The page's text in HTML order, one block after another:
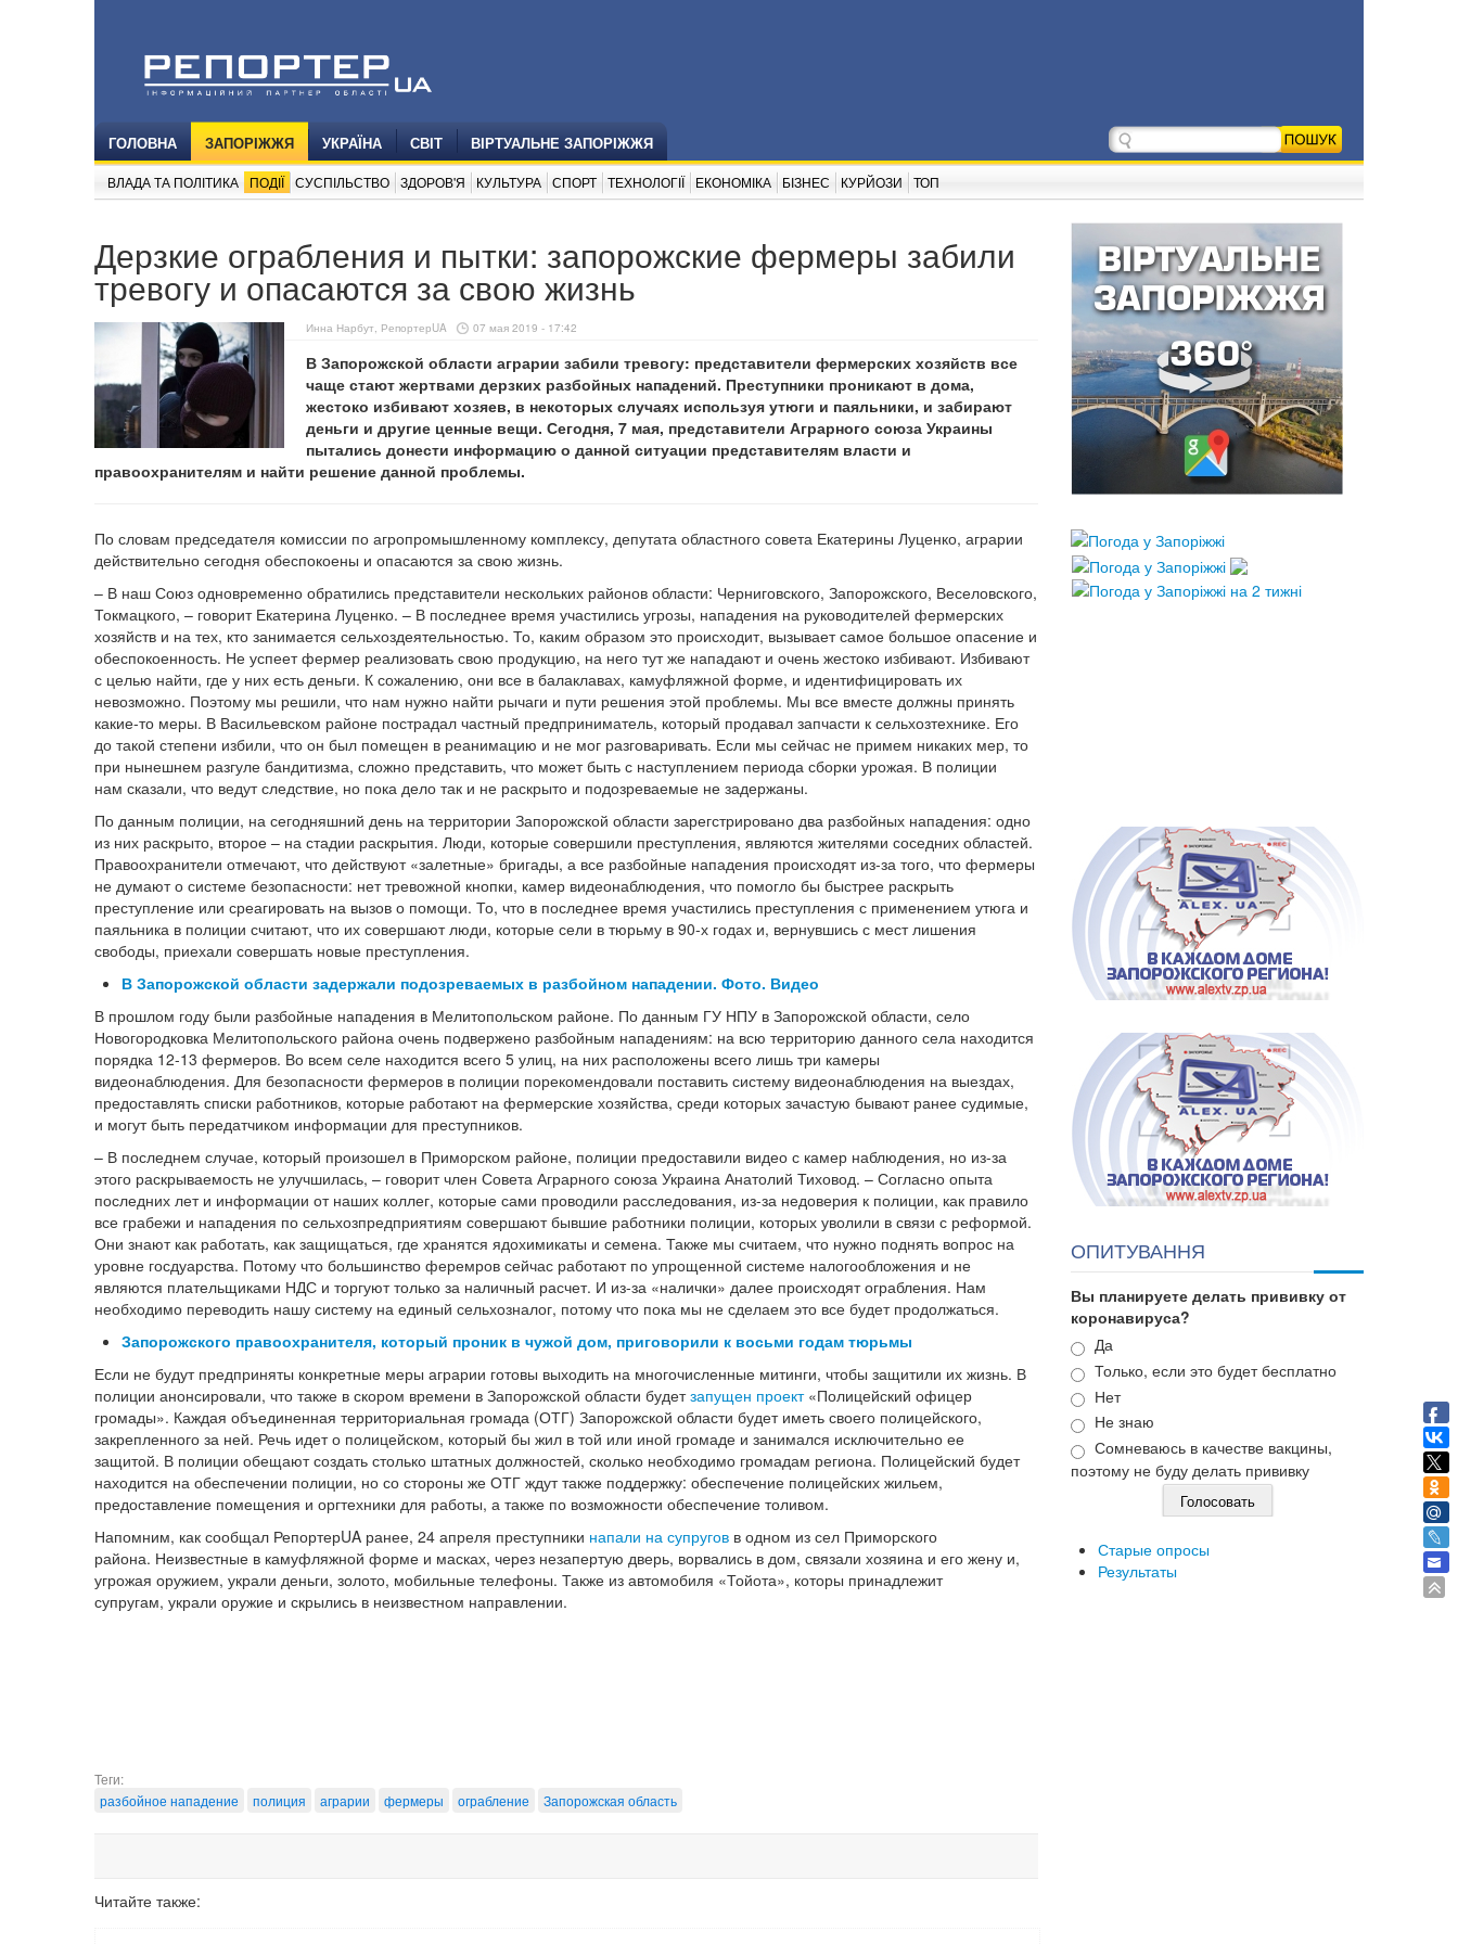
ГОЛОВНА ЗАПОРІЖЖЯ УКРАЇНА СВІТ ВІРТУАЛЬНЕ ЗАПОРІЖЖЯ
ВЛАДА ТА ПОЛІТИКА ПОДІЇ СУСПІЛЬСТВО ЗДОРОВ'Я КУЛЬТУРА СПОРТ ТЕХНОЛОГІЇ ЕКОНОМІКА БІЗНЕС КУРЙОЗИ ТОП
Дерзкие ограбления и пытки: запорожские фермеры забили
тревогу и опасаются за свою жизнь
Инна Нарбут, РепортерUA 07 мая 2019 - 17:42
В Запорожской области аграрии забили тревогу: представители фермерских хозяйств все
чаще стают жертвами дерзких разбойных нападений. Преступники проникают в дома,
жестоко избивают хозяев, в некоторых случаях используя утюги и паяльники, и забирают
деньги и другие ценные вещи. Сегодня, 7 мая, представители Аграрного союза Украины
пытались донести информацию о данной ситуации представителям власти и
правоохранителям и найти решение данной проблемы.
По словам председателя комиссии по агропромышленному комплексу, депутата областного совета Екатерины Луценко, аграрии
действительно сегодня обеспокоены и опасаются за свою жизнь.
– В наш Союз одновременно обратились представители нескольких районов области: Черниговского, Запорожского, Веселовского,
Токмацкого, – говорит Екатерина Луценко. – В последнее время участились угрозы, нападения на руководителей фермерских
хозяйств и на тех, кто занимается сельхоздеятельностью. То, каким образом это происходит, вызывает самое большое опасение и
обеспокоенность. Не успеет фермер реализовать свою продукцию, на него тут же нападают и очень жестоко избивают. Избивают
с целью найти, где у них есть деньги. К сожалению, они все в балаклавах, камуфляжной форме, и идентифицировать их
невозможно. Поэтому мы решили, что нам нужно найти рычаги и пути решения этой проблемы. Мы все вместе должны принять
какие-то меры. В Васильевском районе пострадал частный предприниматель, который продавал запчасти к сельхозтехнике. Его
до такой степени избили, что он был помещен в реанимацию и не мог разговаривать. Если мы сейчас не примем никаких мер, то
при нынешнем разгуле бандитизма, сложно представить, что может быть с наступлением периода сборки урожая. В полиции
нам сказали, что ведут следствие, но пока дело так и не раскрыто и подозреваемые не задержаны.
По данным полиции, на сегодняшний день на территории Запорожской области зарегстрировано два разбойных нападения: одно
из них раскрыто, второе – на стадии раскрытия. Люди, которые совершили преступления, являются жителями соседних областей.
Правоохранители отмечают, что действуют «залетные» бригады, а все разбойные нападения происходят из-за того, что фермеры
не думают о системе безопасности: нет тревожной кнопки, камер видеонаблюдения, что помогло бы быстрее раскрыть
преступление или среагировать на вызов о помощи. То, что в последнее время участились преступления с применением утюга и
паяльника в полиции считают, что их совершают люди, которые сели в тюрьму в 90-х годах и, вернувшись с мест лишения
свободы, приехали совершать новые преступления.
В Запорожской области задержали подозреваемых в разбойном нападении. Фото. Видео
В прошлом году были разбойные нападения в Мелитопольском районе. По данным ГУ НПУ в Запорожской области, село
Новогородковка Мелитопольского района очень подвержено разбойным нападениям: на всю территорию данного села находится
порядка 12-13 фермеров. Во всем селе находится всего 5 улиц, на них расположены всего лишь три камеры
видеонаблюдения. Для безопасности фермеров в полиции порекомендовали поставить систему видеонаблюдения на выездах,
предоставлять списки работников, которые работают на фермерские хозяйства, среди которых зачастую бывают ранее судимые,
и могут быть передатчиком информации для преступников.
– В последнем случае, который произошел в Приморском районе, полиции предоставили видео с камер наблюдения, но из-за
этого раскрываемость не улучшилась, – говорит член Совета Аграрного союза Украина Анатолий Тиховод. – Согласно опыта
последних лет и информации от наших коллег, которые сами проводили расследования, из-за недоверия к полиции, как правило
все грабежи и нападения по сельхозпредприятиям совершают бывшие работники полиции, которых уволили в связи с реформой.
Они знают как работать, как защищаться, где хранятся ядохимикаты и семена. Также мы считаем, что нужно поднять вопрос на
уровне госдуарства. Потому что большинство феремров сейчас работают по упрощенной системе налогообложения и не
являются плательщиками НДС и торгуют только за наличный расчет. И из-за «налички» далее происходят ограбления. Нам
необходимо переводить нашу систему на единый сельхозналог, потому что пока мы не сделаем это все будет продолжаться.
Запорожского правоохранителя, который проник в чужой дом, приговорили к восьми годам тюрьмы
Если не будут предприняты конкретные меры аграрии готовы выходить на многочисленные митинги, чтобы защитили их жизнь. В
полиции анонсировали, что также в скором времени в Запорожской области будетзапущен проект«Полицейский офицер
громады». Каждая объединенная территориальная громада (ОТГ) Запорожской области будет иметь своего полицейского,
закрепленного за ней. Речь идет о полицейском, который бы жил в той или иной громаде и занимался исключительно ее
защитой. В полиции обещают создать столько штатных должностей, сколько необходимо громадам региона. Полицейский будет
находится на обеспечении полиции, но со стороны же ОТГ ждут также поддержку: обеспечение полицейских жильем,
предоставление помещения и оргтехники для работы, а также по возможности обеспечение толивом.
Напомним, как сообщал РепортерUA ранее, 24 апреля преступники напали на супругов в одном из сел Приморского
района. Неизвестные в камуфляжной форме и масках, через незапертую дверь, ворвались в дом, связали хозяина и его жену и,
угрожая оружием, украли деньги, золото, мобильные телефоны. Также из автомобиля «Тойота», которы принадлежит
супругам, украли оружие и скрылись в неизвестном направлении.
Теги:
разбойное нападение
полиция аграрии фермеры ограбление Запорожская область
Читайте также:
ОПИТУВАННЯ
Вы планируете делать прививку от
коронавируса?
Варианты
Да
Только, если это будет бесплатно
Нет
Не знаю
Сомневаюсь в качестве вакцины,
поэтому не буду делать прививку
Старые опросы
Результаты